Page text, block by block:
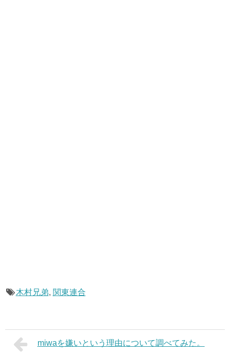
木村兄弟, 関東連合
miwaを嫌いという理由について調べてみた。